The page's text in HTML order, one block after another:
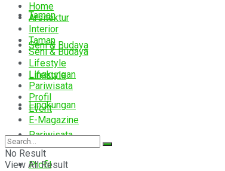
Taman
Seni & Budaya
Lifestyle
Lingkungan
Pariwisata
Profil
Home
Arsitektur
Interior
Taman
Seni & Budaya
Lifestyle
Lingkungan
Pariwisata
Profil
Event
E-Magazine
No Result
View All Result